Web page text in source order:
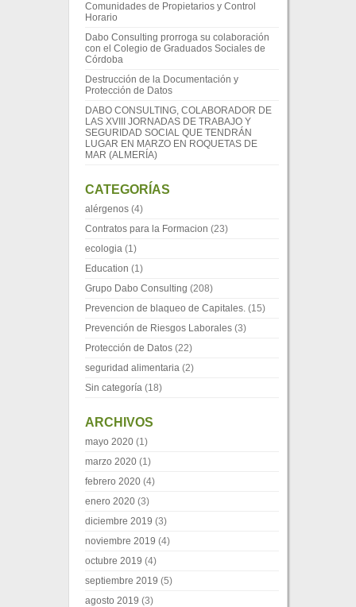
Comunidades de Propietarios y Control
Horario
Dabo Consulting prorroga su colaboración
con el Colegio de Graduados Sociales de
Córdoba
Destrucción de la Documentación y
Protección de Datos
DABO CONSULTING, COLABORADOR DE
LAS XVIII JORNADAS DE TRABAJO Y
SEGURIDAD SOCIAL QUE TENDRÁN
LUGAR EN MARZO EN ROQUETAS DE
MAR (ALMERÍA)
CATEGORÍAS
alérgenos (4)
Contratos para la Formacion (23)
ecologia (1)
Education (1)
Grupo Dabo Consulting (208)
Prevencion de blaqueo de Capitales. (15)
Prevención de Riesgos Laborales (3)
Protección de Datos (22)
seguridad alimentaria (2)
Sin categoría (18)
ARCHIVOS
mayo 2020 (1)
marzo 2020 (1)
febrero 2020 (4)
enero 2020 (3)
diciembre 2019 (3)
noviembre 2019 (4)
octubre 2019 (4)
septiembre 2019 (5)
agosto 2019 (3)